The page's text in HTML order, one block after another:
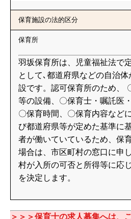
保育施設の法的区分
保育所
羽坂保育所は、児童福祉法で
として､都道府県などの自治
設です。認可保育所のため、
等の設備、〇保育士・嘱託医
〇保育時間、〇保育内容など
び都道府県等が定めた基準に
者が働いていているため、保
場合は、市区町村の窓口に申
村が入所の可否と所得等に応
を決定します。
＞＞＞保育士の求人募集へは、